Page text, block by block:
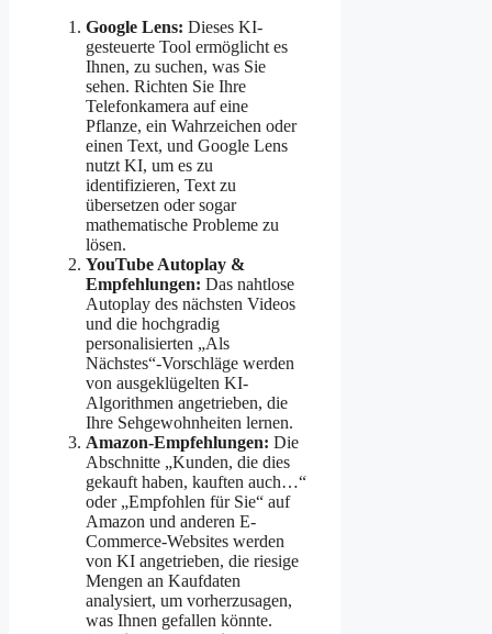
Google Lens: Dieses KI-
gesteuerte Tool ermöglicht es
Ihnen, zu suchen, was Sie
sehen. Richten Sie Ihre
Telefonkamera auf eine
Pflanze, ein Wahrzeichen oder
einen Text, und Google Lens
nutzt KI, um es zu
identifizieren, Text zu
übersetzen oder sogar
mathematische Probleme zu
lösen.
YouTube Autoplay &
Empfehlungen: Das nahtlose
Autoplay des nächsten Videos
und die hochgradig
personalisierten „Als
Nächstes“-Vorschläge werden
von ausgeklügelten KI-
Algorithmen angetrieben, die
Ihre Sehgewohnheiten lernen.
Amazon-Empfehlungen: Die
Abschnitte „Kunden, die dies
gekauft haben, kauften auch…“
oder „Empfohlen für Sie“ auf
Amazon und anderen E-
Commerce-Websites werden
von KI angetrieben, die riesige
Mengen an Kaufdaten
analysiert, um vorherzusagen,
was Ihnen gefallen könnte.